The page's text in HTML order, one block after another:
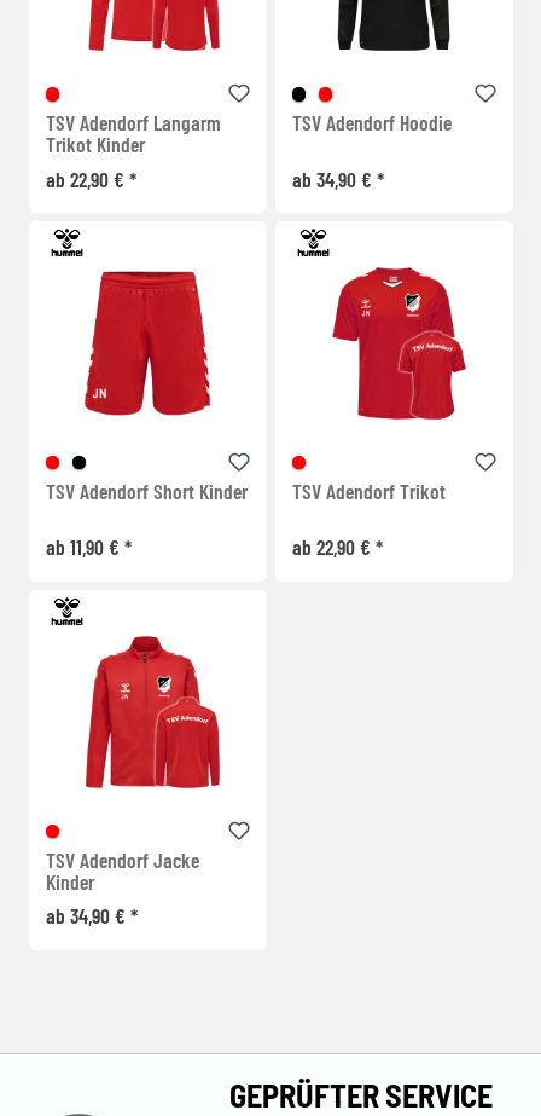
TSV Adendorf Langarm
Trikot Kinder
ab 22,90 € *
TSV Adendorf Hoodie
ab 34,90 € *
TSV Adendorf Short Kinder
ab 11,90 € *
TSV Adendorf Trikot
ab 22,90 € *
TSV Adendorf Jacke
Kinder
ab 34,90 € *
GEPRÜFTER SERVICE